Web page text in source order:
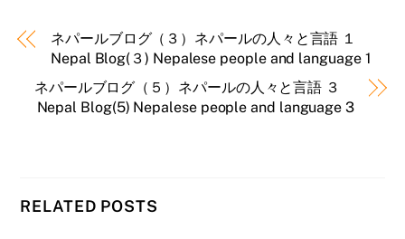
ネパールブログ（３）ネパールの人々と言語 １
Nepal Blog(３) Nepalese people and language 1
ネパールブログ（５）ネパールの人々と言語 ３
Nepal Blog(5) Nepalese people and language 3
RELATED POSTS